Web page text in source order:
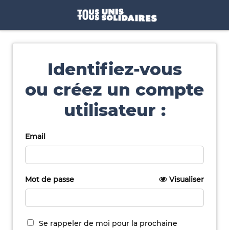
Identifiez-vous
ou créez un compte
utilisateur :
Email
Mot de passe Visualiser
Se rappeler de moi pour la prochaine